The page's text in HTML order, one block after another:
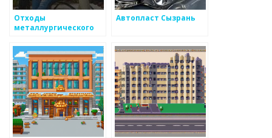
Отходы
металлургического
проблемы и решения
Автопласт Сызрань